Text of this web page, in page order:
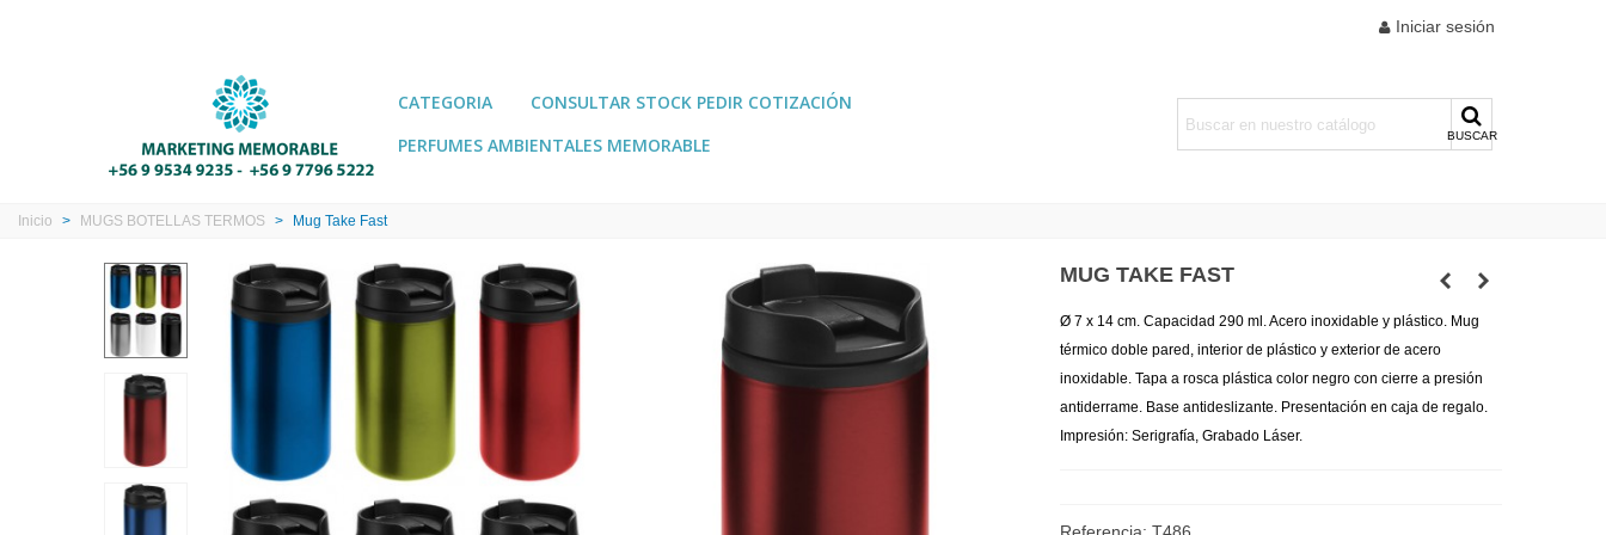
Iniciar sesión
CATEGORIA
CONSULTAR STOCK PEDIR COTIZACIÓN
PERFUMES AMBIENTALES MEMORABLE
BUSCAR
Inicio > MUGS BOTELLAS TERMOS > Mug Take Fast
MUG TAKE FAST
Ø 7 x 14 cm. Capacidad 290 ml. Acero inoxidable y plástico. Mug
térmico doble pared, interior de plástico y exterior de acero
inoxidable. Tapa a rosca plástica color negro con cierre a presión
antiderrame. Base antideslizante. Presentación en caja de regalo.
Impresión: Serigrafía, Grabado Láser.